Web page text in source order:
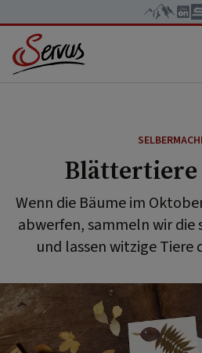
Blättertiere
Wenn die Bäume im
abwerfen, sammeln wir die
und lassen witzige Tiere